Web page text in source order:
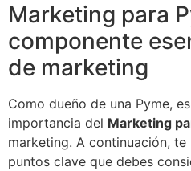
Marketing para
componente
de marketing
Como dueño de una Pyme,
importancia del Marketing
marketing. A continuación,
puntos clave que debes